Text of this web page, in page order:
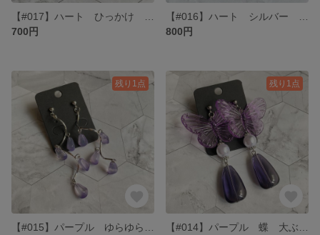
700円
800円
残り1点 残り1点